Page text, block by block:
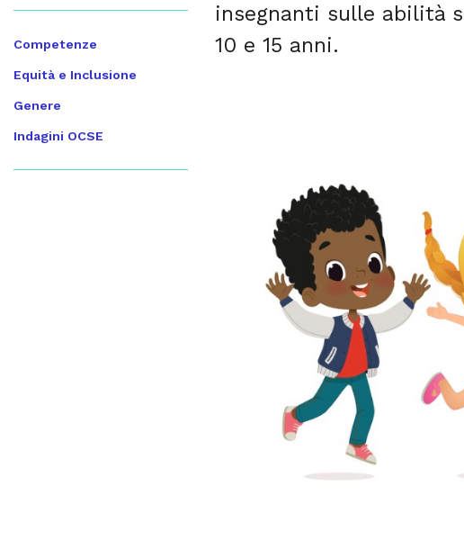
Competenze
Equità e Inclusione
Genere
Indagini OCSE
insegnanti sulle abilità
10 e 15 anni.